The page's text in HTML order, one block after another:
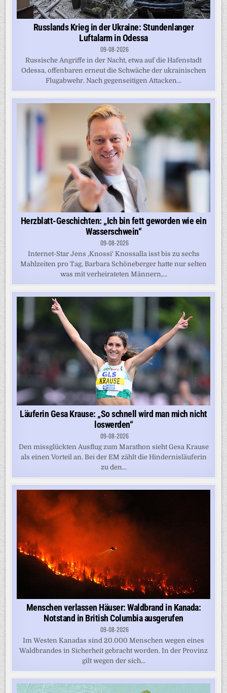
Russlands Krieg in der Ukraine: Stundenlanger
Luftalarm in Odessa
09-08-2026
Russische Angriffe in der Nacht, etwa auf die Hafenstadt
Odessa, offenbaren erneut die Schwäche der ukrainischen
Flugabwehr. Nach gegenseitigen Attacken...
Herzblatt-Geschichten: „Ich bin fett geworden wie ein
Wasserschwein“
09-08-2026
Internet-Star Jens ,Knossi‘ Knossalla isst bis zu sechs
Mahlzeiten pro Tag, Barbara Schöneberger hatte nur selten
was mit verheirateten Männern,...
Läuferin Gesa Krause: „So schnell wird man mich nicht
loswerden“
09-08-2026
Den missglückten Ausflug zum Marathon sieht Gesa Krause
als einen Vorteil an. Bei der EM zählt die Hindernisläuferin
zu den...
Menschen verlassen Häuser: Waldbrand in Kanada:
Notstand in British Columbia ausgerufen
09-08-2026
Im Westen Kanadas sind 20.000 Menschen wegen eines
Waldbrandes in Sicherheit gebracht worden. In der Provinz
gilt wegen der sich...